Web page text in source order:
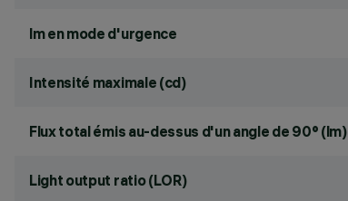
lm en mode d'urgence
Intensité maximale (cd)
Flux total émis au-dessus d'un angle de 90° (lm)
Light output ratio (LOR)